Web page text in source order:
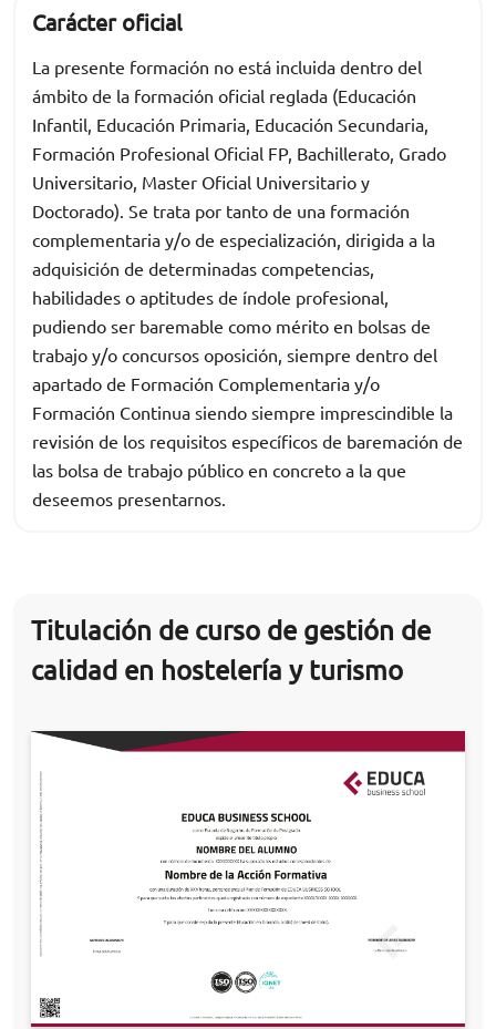
Carácter oficial
La presente formación no está incluida dentro del
ámbito de la formación oficial reglada (Educación
Infantil, Educación Primaria, Educación Secundaria,
Formación Profesional Oficial FP, Bachillerato, Grado
Universitario, Master Oficial Universitario y
Doctorado). Se trata por tanto de una formación
complementaria y/o de especialización, dirigida a la
adquisición de determinadas competencias,
habilidades o aptitudes de índole profesional,
pudiendo ser baremable como mérito en bolsas de
trabajo y/o concursos oposición, siempre dentro del
apartado de Formación Complementaria y/o
Formación Continua siendo siempre imprescindible la
revisión de los requisitos específicos de baremación de
las bolsa de trabajo público en concreto a la que
deseemos presentarnos.
Titulación de curso de gestión de
calidad en hostelería y turismo